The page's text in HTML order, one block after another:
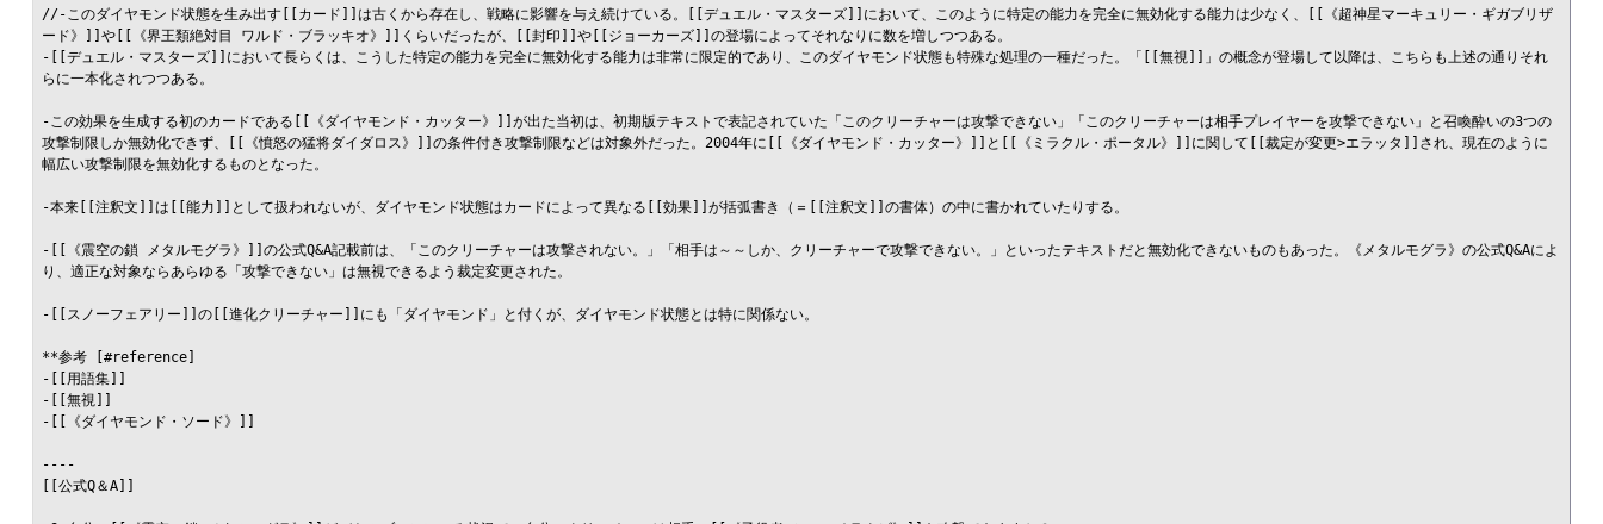
//-このダイヤモンド状態を生み出す[[カード]]は古くから存在し、戦略に影響を与え続けている。[[デュエル・マスターズ]]において、このように特定の能力を完全に無効化する能力は少なく、[[《超神星マーキュリー・ギガブリザ
ード》]]や[[《界王類絶対目 ワルド・ブラッキオ》]]くらいだったが、[[封印]]や[[ジョーカーズ]]の登場によってそれなりに数を増しつつある。
-[[デュエル・マスターズ]]において長らくは、こうした特定の能力を完全に無効化する能力は非常に限定的であり、このダイヤモンド状態も特殊な処理の一種だった。「[[無視]]」の概念が登場して以降は、こちらも上述の通りそれ
らに一本化されつつある。
-この効果を生成する初のカードである[[《ダイヤモンド・カッター》]]が出た当初は、初期版テキストで表記されていた「このクリーチャーは攻撃できない」「このクリーチャーは相手プレイヤーを攻撃できない」と召喚酔いの3つの
攻撃制限しか無効化できず、[[《憤怒の猛将ダイダロス》]]の条件付き攻撃制限などは対象外だった。2004年に[[《ダイヤモンド・カッター》]]と[[《ミラクル・ポータル》]]に関して[[裁定が変更>エラッタ]]され、現在のように
幅広い攻撃制限を無効化するものとなった。
-本来[[注釈文]]は[[能力]]として扱われないが、ダイヤモンド状態はカードによって異なる[[効果]]が括弧書き（＝[[注釈文]]の書体）の中に書かれていたりする。
-[[《震空の鎖 メタルモグラ》]]の公式Q&A記載前は、「このクリーチャーは攻撃されない。」「相手は～～しか、クリーチャーで攻撃できない。」といったテキストだと無効化できないものもあった。《メタルモグラ》の公式Q&Aによ
り、適正な対象ならあらゆる「攻撃できない」は無視できるよう裁定変更された。
-[[スノーフェアリー]]の[[進化クリーチャー]]にも「ダイヤモンド」と付くが、ダイヤモンド状態とは特に関係ない。
**参考 [#reference]
-[[用語集]]
-[[無視]]
-[[《ダイヤモンド・ソード》]]
----
[[公式Q＆A]]